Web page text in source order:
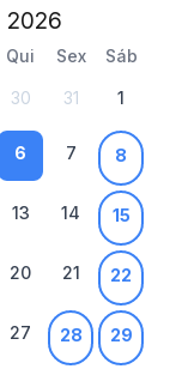
Qui Sex Sáb
30 31 1
6 7 8
13 14 15
20 21 22
27 28 29